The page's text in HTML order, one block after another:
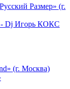
Размер» (г.
Dj Игорь КОКС
(г. Москва)